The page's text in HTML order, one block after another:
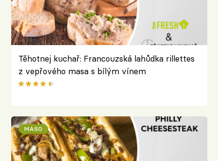
Těhotnej kuchař: Francouzská lahůdka rillettes
z vepřového masa s bílým vínem
MASO